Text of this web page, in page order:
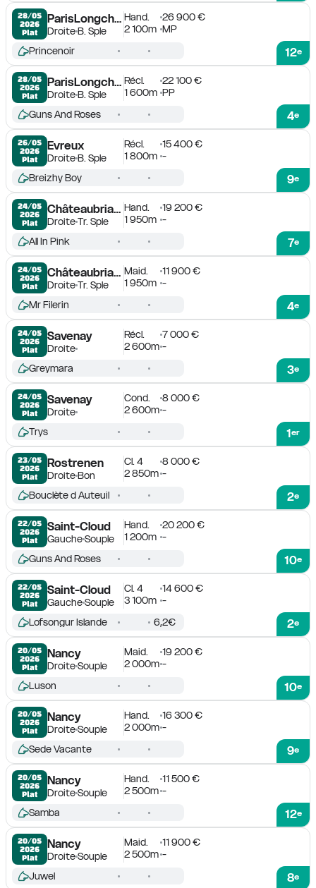
28/05
2026
Plat
ParisLongchamp
DroiteB. Sple
Hand.
26 900 €
2 100m MP
12e
Princenoir
28/05
2026
Plat
ParisLongchamp
DroiteB. Sple
Récl.
22 100 €
1 600m PP
4e
Guns And Roses
26/05
2026
Plat
Evreux
DroiteB. Sple
Récl.
15 400 €
1 800m -
9e
Breizhy Boy
24/05
2026
Plat
Châteaubriant
DroiteTr. Sple
Hand.
19 200 €
1 950m -
7e
All In Pink
24/05
2026
Plat
Châteaubriant
DroiteTr. Sple
Maid.
11 900 €
1 950m -
4e
Mr Filerin
24/05
2026
Plat
Savenay
Droite
Récl.
7 000 €
2 600m -
3e
Greymara
24/05
2026
Plat
Savenay
Droite
Cond.
8 000 €
2 600m -
1er
Trys
23/05
2026
Plat
Rostrenen
DroiteBon
Cl. 4
8 000 €
2 850m -
2e
Bouclète d Auteuil
22/05
2026
Plat
Saint-Cloud
GaucheSouple
Hand.
20 200 €
1 200m -
10e
Guns And Roses
22/05
2026
Plat
Saint-Cloud
GaucheSouple
Cl. 4
14 600 €
3 100m -
2e
Lofsongur Islande 6,2€
20/05
2026
Plat
Nancy
DroiteSouple
Maid.
19 200 €
2 000m -
10e
Luson
20/05
2026
Plat
Nancy
DroiteSouple
Hand.
16 300 €
2 000m -
9e
Sede Vacante
20/05
2026
Plat
Nancy
DroiteSouple
Hand.
11 500 €
2 500m -
12e
Samba
20/05
2026
Plat
Nancy
DroiteSouple
Maid.
11 900 €
2 500m -
8e
Juwel